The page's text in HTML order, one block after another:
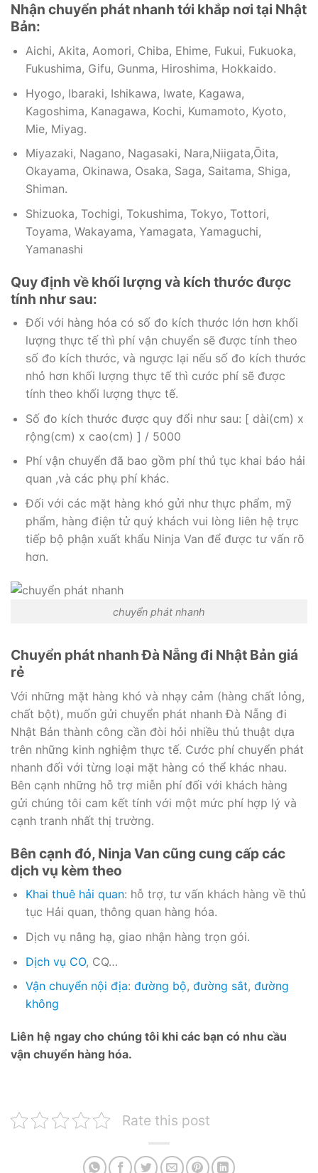
Nhận chuyển phát nhanh tới khắp nơi tại Nhật
Bản:
Aichi, Akita, Aomori, Chiba, Ehime, Fukui, Fukuoka,
Fukushima, Gifu, Gunma, Hiroshima, Hokkaido.
Hyogo, Ibaraki, Ishikawa, Iwate, Kagawa,
Kagoshima, Kanagawa, Kochi, Kumamoto, Kyoto,
Mie, Miyag.
Miyazaki, Nagano, Nagasaki, Nara,Niigata,Ōita,
Okayama, Okinawa, Osaka, Saga, Saitama, Shiga,
Shiman.
Shizuoka, Tochigi, Tokushima, Tokyo, Tottori,
Toyama, Wakayama, Yamagata, Yamaguchi,
Yamanashi
Quy định về khối lượng và kích thước được
tính như sau:
Đối với hàng hóa có số đo kích thước lớn hơn khối
lượng thực tế thì phí vận chuyển sẽ được tính theo
số đo kích thước, và ngược lại nếu số đo kích thước
nhỏ hơn khối lượng thực tế thì cước phí sẽ được
tính theo khối lượng thực tế.
Số đo kích thước được quy đổi như sau: [ dài(cm) x
rộng(cm) x cao(cm) ] / 5000
Phí vận chuyển đã bao gồm phí thủ tục khai báo hải
quan ,và các phụ phí khác.
Đối với các mặt hàng khó gửi như thực phẩm, mỹ
phẩm, hàng điện tử quý khách vui lòng liên hệ trực
tiếp bộ phận xuất khẩu Ninja Van để được tư vấn rõ
hơn.
chuyển phát nhanh
Chuyển phát nhanh Đà Nẵng đi Nhật Bản giá
rẻ
Với những mặt hàng khó và nhạy cảm (hàng chất lỏng,
chất bột), muốn gửi chuyển phát nhanh Đà Nẵng đi
Nhật Bản thành công cần đòi hỏi nhiều thủ thuật dựa
trên những kinh nghiệm thực tế. Cước phí chuyển phát
nhanh đối với từng loại mặt hàng có thể khác nhau.
Bên cạnh những hỗ trợ miễn phí đối với khách hàng
gửi chúng tôi cam kết tính với một mức phí hợp lý và
cạnh tranh nhất thị trường.
Bên cạnh đó, Ninja Van cũng cung cấp các
dịch vụ kèm theo
Khai thuê hải quan: hỗ trợ, tư vấn khách hàng về thủ
tục Hải quan, thông quan hàng hóa.
Dịch vụ nâng hạ, giao nhận hàng trọn gói.
Dịch vụ CO, CQ…
Vận chuyển nội địa: đường bộ, đường sắt, đường
không
Liên hệ ngay cho chúng tôi khi các bạn có nhu cầu
vận chuyển hàng hóa.
Rate this post